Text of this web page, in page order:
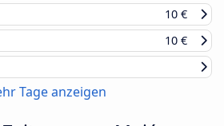
10 €
10 €
Tage anzeigen